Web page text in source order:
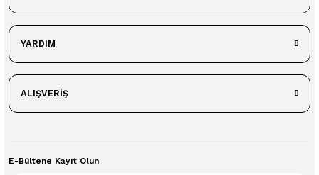
YARDIM
ALIŞVERİŞ
E-Bültene Kayıt Olun